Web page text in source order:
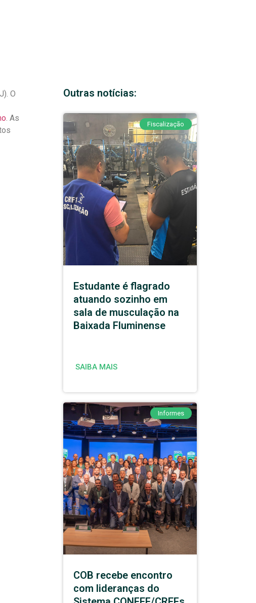
O
. As
Outras notícias:
Fiscalização
Estudante é flagrado
atuando sozinho em
sala de musculação na
Baixada Fluminense
SAIBA MAIS
Informes
COB recebe encontro
com lideranças do